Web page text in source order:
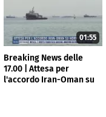
01:55
Breaking News delle
17.00 | Attesa per
l'accordo Iran-Oman su